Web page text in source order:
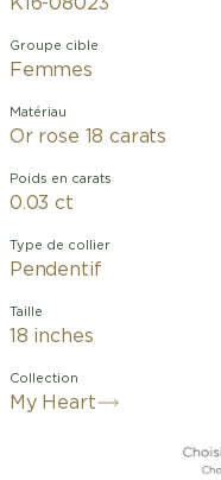
Groupe cible
Femmes
Matériau
Or rose 18 carats
Poids en carats
0.03 ct
Type de collier
Pendentif
Taille
18 inches
Collection
My Heart